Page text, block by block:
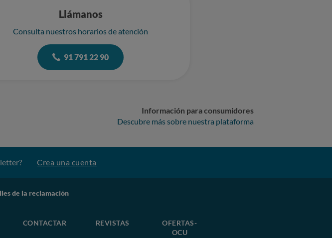
Llámanos
Consulta nuestros horarios de atención
91 791 22 90
Información para consumidores
Descubre más sobre nuestra plataforma
Crea una cuenta
de la reclamación
CONTACTAR REVISTAS
OFERTAS-
OCU